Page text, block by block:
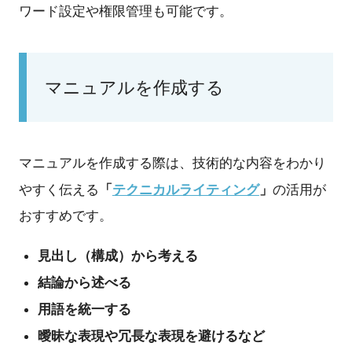
ワード設定や権限管理も可能です。
マニュアルを作成する
マニュアルを作成する際は、技術的な内容をわかり
やすく伝える 「テクニカルライティング」 の活用が
おすすめです。
見出し（構成）から考える
結論から述べる
用語を統一する
曖昧な表現や冗長な表現を避けるなど